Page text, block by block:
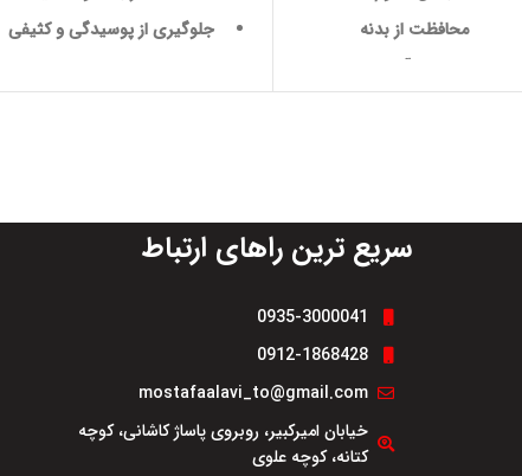
محافظت از بدنه
نصب آسان
جلوگیری از پوسیدگی و کثیفی
سریع ترین راهای ارتباط
0935-3000041
0912-1868428
mostafaalavi_to@gmail.com
خیابان امیرکبیر، روبروی پاساژ کاشانی، کوچه
کتانه، کوچه علوی